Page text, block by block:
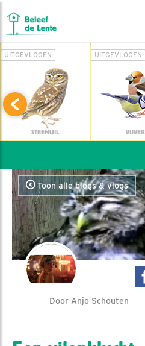
UITGEVLOGEN
STEENUIL
UITGEVLOGEN
VIJVER
Toon alle blogs & vlogs
Door Anjo Schouten